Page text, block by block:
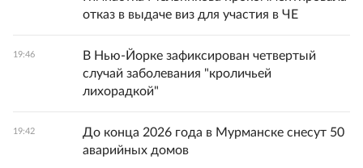
отказ в выдаче виз для участия в ЧЕ
19:46
В Нью-Йорке зафиксирован четвертый
случай заболевания "кроличьей
лихорадкой"
19:42
До конца 2026 года в Мурманске снесут 50
аварийных домов